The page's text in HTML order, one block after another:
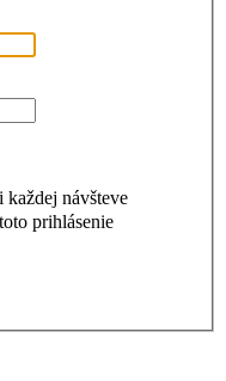
návšteve
prihlásenie